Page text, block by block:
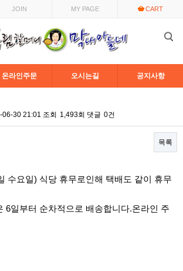
JOIN MY PAGE CART
온라인주문 오시는길 공지사항
06-30 21:01 조회 1,493회 댓글 0건
목록
수요일) 식당 휴무로인해 택배도 같이 휴무
6일부터 순차적으로 배송합니다.온라인 주